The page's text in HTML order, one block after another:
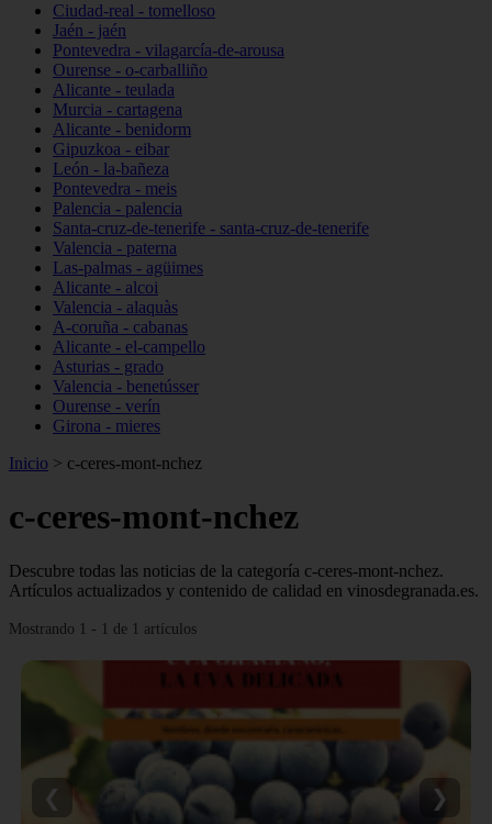
Ciudad-real - tomelloso
Jaén - jaén
Pontevedra - vilagarcía-de-arousa
Ourense - o-carballiño
Alicante - teulada
Murcia - cartagena
Alicante - benidorm
Gipuzkoa - eibar
León - la-bañeza
Pontevedra - meis
Palencia - palencia
Santa-cruz-de-tenerife - santa-cruz-de-tenerife
Valencia - paterna
Las-palmas - agüimes
Alicante - alcoi
Valencia - alaquàs
A-coruña - cabanas
Alicante - el-campello
Asturias - grado
Valencia - benetússer
Ourense - verín
Girona - mieres
Inicio > c-ceres-mont-nchez
c-ceres-mont-nchez
Descubre todas las noticias de la categoría c-ceres-mont-nchez.
Artículos actualizados y contenido de calidad en vinosdegranada.es.
Mostrando 1 - 1 de 1 artículos
❮ ❯